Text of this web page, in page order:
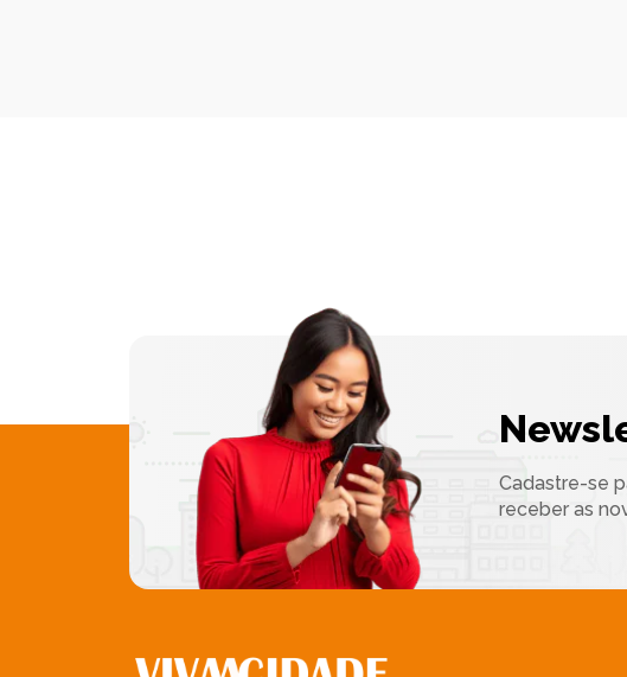
Cadastre-se
receber as